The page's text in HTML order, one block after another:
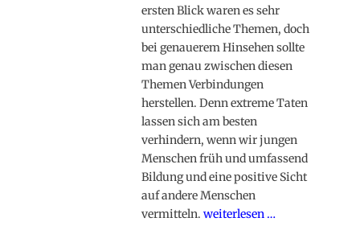
ersten Blick waren es sehr
unterschiedliche Themen, doch
bei genauerem Hinsehen sollte
man genau zwischen diesen
Themen Verbindungen
herstellen. Denn extreme Taten
lassen sich am besten
verhindern, wenn wir jungen
Menschen früh und umfassend
Bildung und eine positive Sicht
auf andere Menschen
vermitteln.weiterlesen …